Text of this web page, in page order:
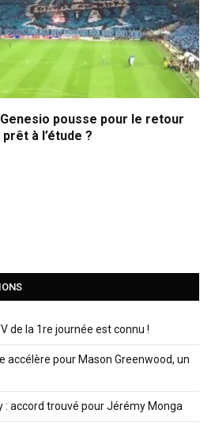
pousse pour le retour
à l’étude ?
de la 1re journée est connu !
accélère pour Mason Greenwood, un
: accord trouvé pour Jérémy Monga